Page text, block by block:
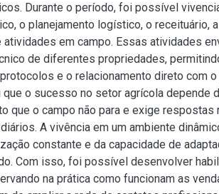
Durante o período, foi possível
o planejamento logístico, o receituário,
atividades em campo. Essas atividades
de diferentes propriedades,
e o relacionamento direto com o
o sucesso no setor agrícola depende
que o campo não para e exige respostas
A vivência em um ambiente
constante e da capacidade de
Com isso, foi possível desenvolver
na prática como funcionam as